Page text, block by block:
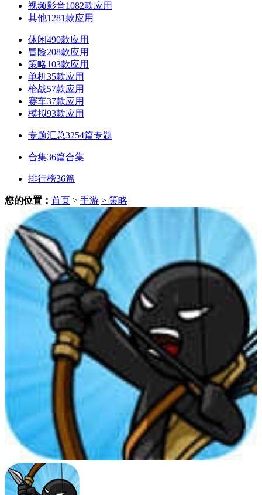
视频影音1082款应用
其他1281款应用
休闲490款应用
冒险208款应用
策略103款应用
单机35款应用
枪战57款应用
赛车37款应用
模拟93款应用
专题汇总3254篇专题
合集36篇合集
排行榜36篇
您的位置： 首页 > 手游 > 策略